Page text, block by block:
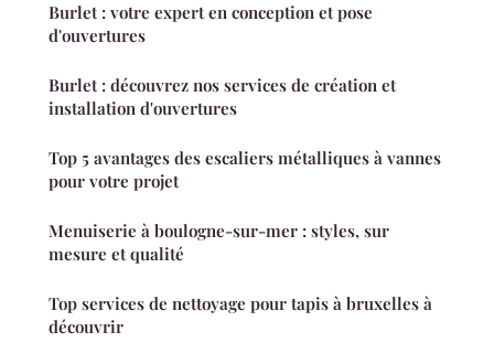
Burlet : votre expert en conception et pose
d'ouvertures
Burlet : découvrez nos services de création et
installation d'ouvertures
Top 5 avantages des escaliers métalliques à vannes
pour votre projet
Menuiserie à boulogne-sur-mer : styles, sur
mesure et qualité
Top services de nettoyage pour tapis à bruxelles à
découvrir